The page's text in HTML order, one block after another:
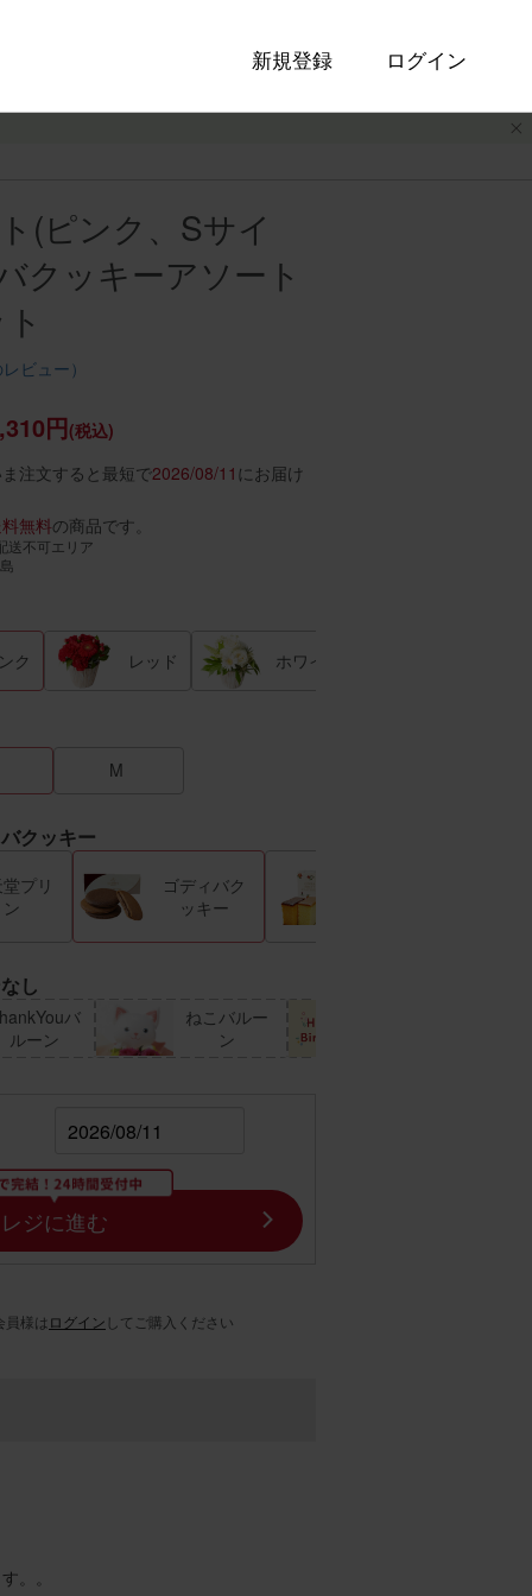
新規登録 ログイン
(ピンク、Sサイ
クッキーアソート
ビュー）
円(税込)
注文すると最短で2026/08/11 にお届け
無料の商品です。
送不可エリア
ク レッド ホワイト
M
クッキー
プリ
ン
ゴディバク
ッキー
し
バ
ルーン
ねこバルー
ン
レジに進む
員様は ログイン してご購入ください
。。